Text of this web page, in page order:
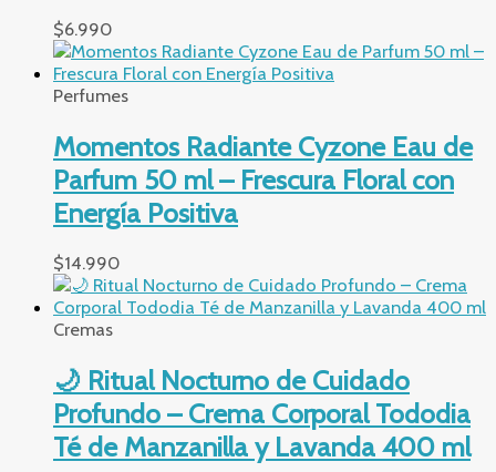
$6.990
Perfumes
Momentos Radiante Cyzone Eau de
Parfum 50 ml – Frescura Floral con
Energía Positiva
$14.990
Cremas
🌙 Ritual Nocturno de Cuidado
Profundo – Crema Corporal Tododia
Té de Manzanilla y Lavanda 400 ml